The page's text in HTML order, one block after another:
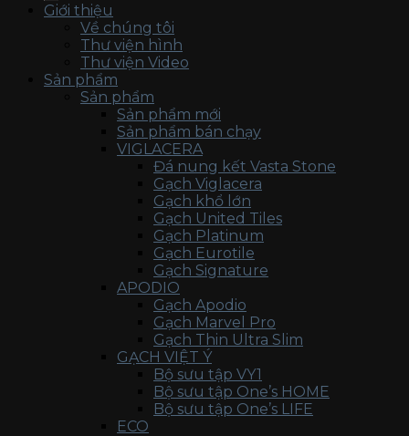
Giới thiệu
Về chúng tôi
Thư viện hình
Thư viện Video
Sản phẩm
Sản phẩm
Sản phẩm mới
Sản phẩm bán chạy
VIGLACERA
Đá nung kết Vasta Stone
Gạch Viglacera
Gạch khổ lớn
Gạch United Tiles
Gạch Platinum
Gạch Eurotile
Gạch Signature
APODIO
Gạch Apodio
Gạch Marvel Pro
Gạch Thin Ultra Slim
GẠCH VIỆT Ý
Bộ sưu tập VY1
Bộ sưu tập One’s HOME
Bộ sưu tập One’s LIFE
ECO